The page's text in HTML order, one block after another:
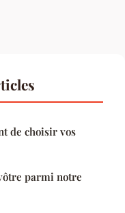
de choisir vos
parmi notre